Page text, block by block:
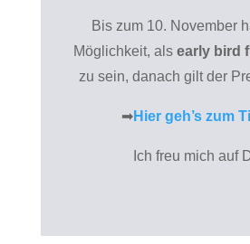
Bis zum 10. November
Möglichkeit, alsearly bird
zu sein, danach gilt der
➡Hier geh’s zum
Ich freu mich auf